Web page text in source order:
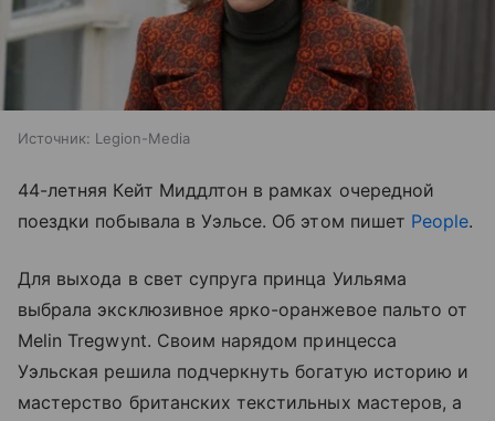
Источник: Legion-Media
44-летняя Кейт Миддлтон в рамках очередной
поездки побывала в Уэльсе. Об этом пишет People.
Для выхода в свет супруга принца Уильяма
выбрала эксклюзивное ярко-оранжевое пальто от
Melin Tregwynt. Своим нарядом принцесса
Уэльская решила подчеркнуть богатую историю и
мастерство британских текстильных мастеров, а